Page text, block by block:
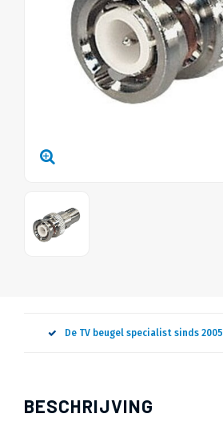
De TV beugel specialist sinds 2005
BESCHRIJVING